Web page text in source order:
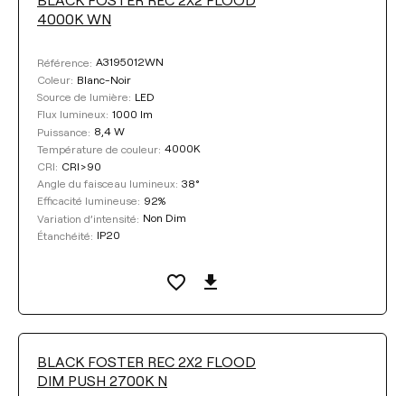
4000K WN
Référence: A3195012WN
Coleur: Blanc-Noir
Source de lumière: LED
Flux lumineux: 1000 lm
Puissance: 8,4 W
Température de couleur: 4000K
CRI: CRI>90
Angle du faisceau lumineux: 38°
Efficacité lumineuse: 92%
Variation d’intensité: Non Dim
Étanchéité: IP20
BLACK FOSTER REC 2X2 FLOOD
DIM PUSH 2700K N